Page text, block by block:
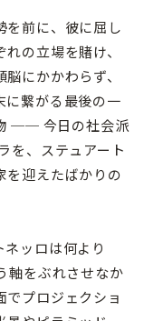
前に、彼に屈し
の立場を賭け、
にかかわらず、
に繋がる最後の一
── 今日の社会派
を、ステュアート
を迎えたばかりの
ッロは何より
軸をぶれさせなか
でプロジェクショ